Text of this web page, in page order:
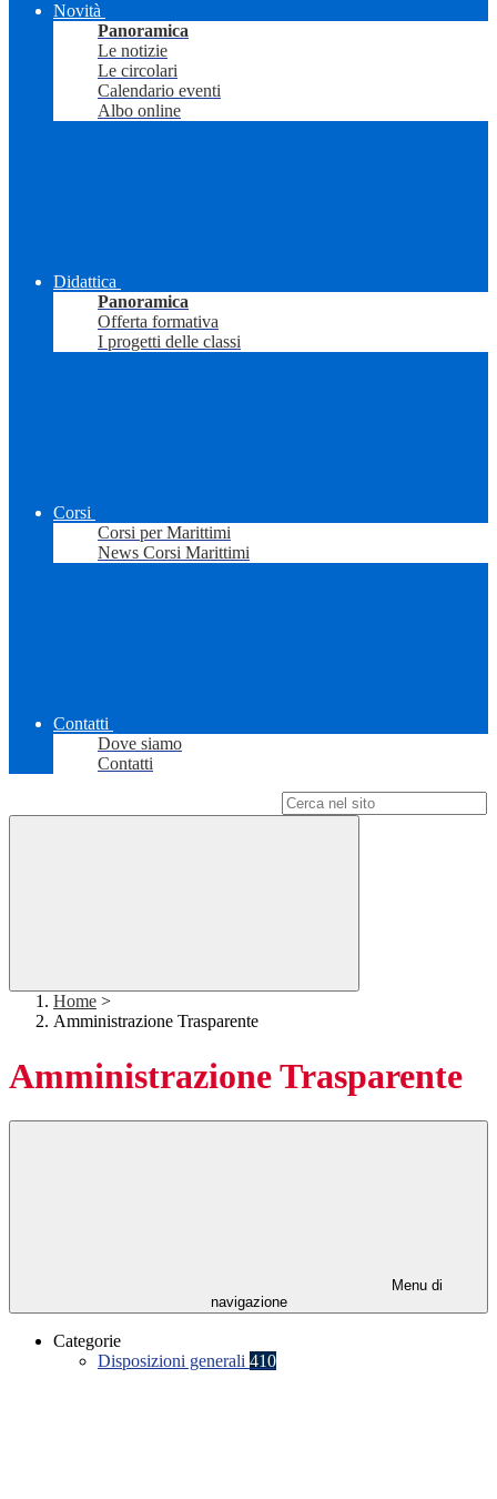
Novità
Panoramica
Le notizie
Le circolari
Calendario eventi
Albo online
Didattica
Panoramica
Offerta formativa
I progetti delle classi
Corsi
Corsi per Marittimi
News Corsi Marittimi
Contatti
Dove siamo
Contatti
Home >
Amministrazione Trasparente
Amministrazione Trasparente
Menu di
navigazione
Categorie
Disposizioni generali 410